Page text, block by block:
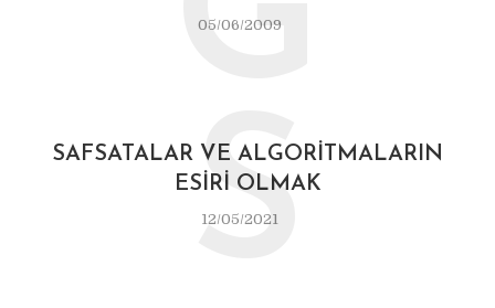
05/06/2009
SAFSATALAR VE ALGORITMALARIN
ESIRI OLMAK
12/05/2021
S